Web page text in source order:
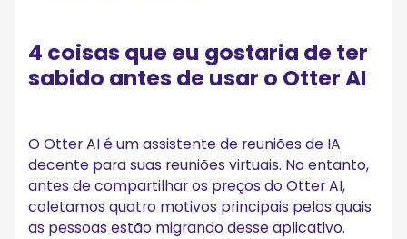
4 coisas que eu gostaria de ter
sabido antes de usar o Otter AI
O Otter AI é um assistente de reuniões de IA
decente para suas reuniões virtuais. No entanto,
antes de compartilhar os preços do Otter AI,
coletamos quatro motivos principais pelos quais
as pessoas estão migrando desse aplicativo.